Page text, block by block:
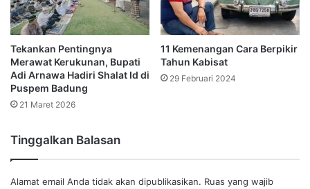
Tekankan Pentingnya
Merawat Kerukunan, Bupati
Adi Arnawa Hadiri Shalat Id di
Puspem Badung
21 Maret 2026
11 Kemenangan Cara Berpikir
Tahun Kabisat
29 Februari 2024
Tinggalkan Balasan
Alamat email Anda tidak akan dipublikasikan. Ruas yang wajib